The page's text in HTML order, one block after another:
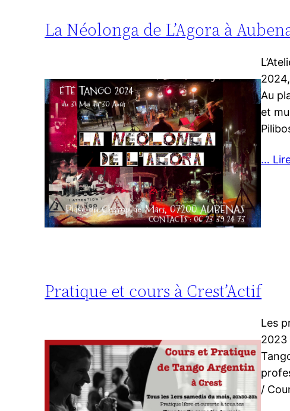
La Néolonga de L’Agora à
Au
et
…
Pratique et cours à Crest’Actif
Les
2023
/